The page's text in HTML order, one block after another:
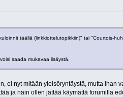
täällä (linkkiottelutopikkiin)" tai "Courtois-
saada mukavaa lisäystä.
nyt mitään yleisöryntäystä, mutta ihan
ja näin ollen jättää käymättä forumilla